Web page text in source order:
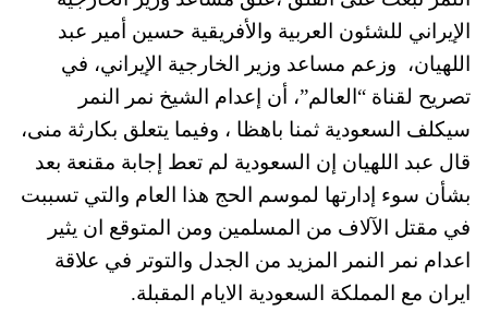
الإيراني للشئون العربية والأفريقية حسين أمير عبد
اللهيان، وزعم مساعد وزير الخارجية الإيراني، في
تصريح لقناة “العالم”، أن إعدام الشيخ نمر النمر
سيكلف السعودية ثمنا باهظا ، وفيما يتعلق بكارثة منى،
قال عبد اللهيان إن السعودية لم تعط إجابة مقنعة بعد
بشأن سوء إدارتها لموسم الحج هذا العام والتي تسببت
في مقتل الآلاف من المسلمين ومن المتوقع ان يثير
اعدام نمر النمر المزيد من الجدل والتوتر في علاقة
ايران مع المملكة السعودية الايام المقبلة.